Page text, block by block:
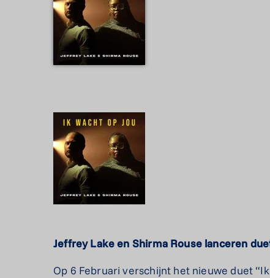
Jeffrey Lake en Shirma Rouse lanceren
Op 6 Februari verschijnt het nieuwe duet